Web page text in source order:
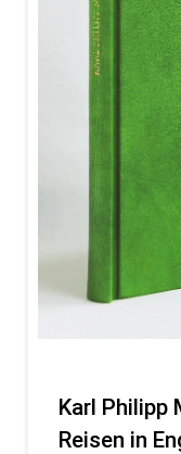
Karl Philipp
Reisen in